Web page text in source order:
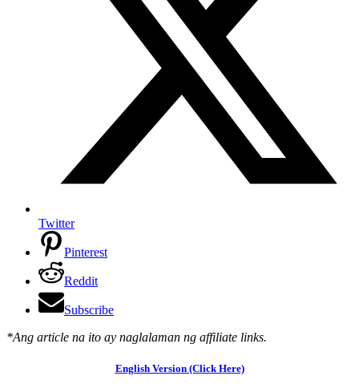
Twitter
Pinterest
Reddit
Subscribe
*Ang article na ito ay naglalaman ng affiliate links.
English Version (Click Here)